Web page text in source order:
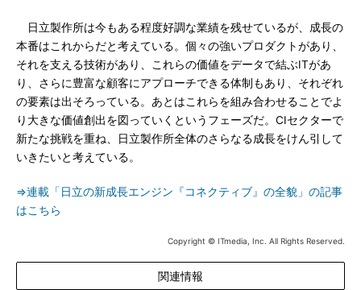
日立製作所は今もある程度好調な業績を残せているが、成長の
本番はこれからだと考えている。個々の強いプロダクトがあり、
それを支える技術があり、これらの価値をデータで結ぶITがあ
り、さらに豊富な顧客にアプローチできる体制もあり、それぞれ
の要素は出そろっている。あとはこれらを組み合わせることでよ
り大きな価値創出を図っていくというフェーズだ。CIセクターで
新たな挑戦を重ね、日立製作所全体のさらなる成長をけん引して
いきたいと考えている。
⇒連載「日立の新成長エンジン『コネクティブ』の全貌」の記事
はこちら
Copyright © ITmedia, Inc. All Rights Reserved.
関連情報